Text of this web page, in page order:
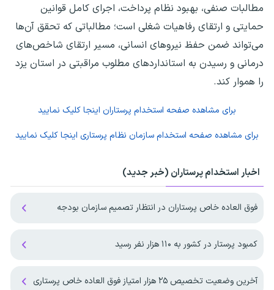
مطالبات صنفی، بهبود نظام پرداخت، اجرای کامل قوانین
حمایتی و ارتقای رفاهیات شغلی است؛ مطالباتی که تحقق آن‌ها
می‌تواند ضمن حفظ نیروهای انسانی، مسیر ارتقای شاخص‌های
درمانی و رسیدن به استانداردهای مطلوب مراقبتی در استان یزد
را هموار کند.
برای مشاهده صفحه استخدام پرستاران اینجا کلیک نمایید
برای مشاهده صفحه استخدام سازمان نظام پرستاری اینجا کلیک نمایید
اخبار استخدام پرستاران (خبر جدید)
فوق العاده خاص پرستاران در انتظار تصمیم سازمان بودجه
کمبود پرستار در کشور به ۱۱۰ هزار نفر رسید
آخرین وضعیت تخصیص ۲۵ هزار امتیاز فوق العاده خاص پرستاری